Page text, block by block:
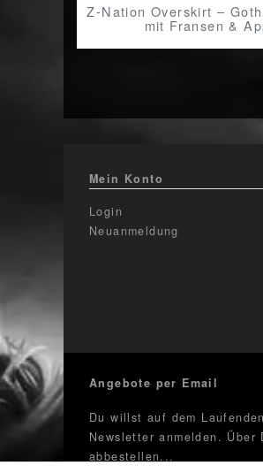
Z‑Nation Overskirt –
mit Fransen &
Mein Konto
Login
Neuanmeldung
Angebote per Email
Du willst auf dem
Newsletter anmelden.
abbestellen...